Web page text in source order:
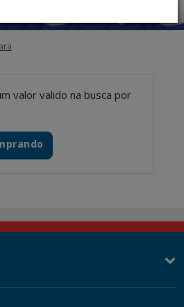
valor valido na busca por